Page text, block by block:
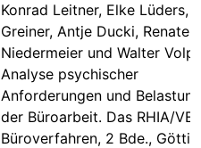
Konrad Leitner, Elke Lüders,
Greiner, Antje Ducki, Renate
Niedermeier und Walter
Analyse psychischer
Anforderungen und
der Büroarbeit. Das RHIA/
Büroverfahren, 2 Bde.,